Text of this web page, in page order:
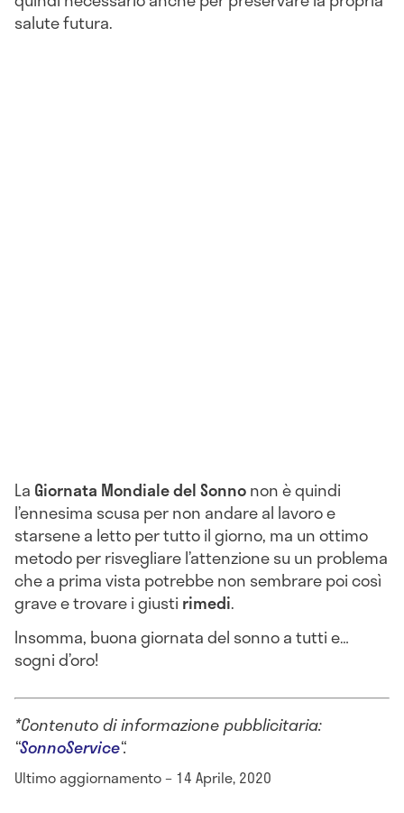
salute futura.
La Giornata Mondiale del Sonnonon è quindi
l’ennesima scusa per non andare al lavoro e
starsene a letto per tutto il giorno, ma un ottimo
metodo per risvegliare l’attenzione su un problema
che a prima vista potrebbe non sembrare poi così
grave e trovare i giusti rimedi.
Insomma, buona giornata del sonno a tutti e…
sogni d’oro!
*Contenuto di informazione pubblicitaria:
“SonnoService“.
Ultimo aggiornamento – 14 Aprile, 2020